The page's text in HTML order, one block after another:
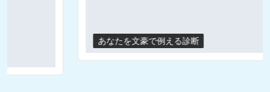
あなたを文豪で例える診断